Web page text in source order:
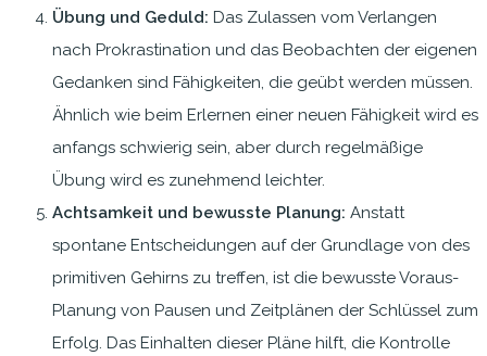
Übung und Geduld: Das Zulassen vom Verlangen
nach Prokrastination und das Beobachten der eigenen
Gedanken sind Fähigkeiten, die geübt werden müssen.
Ähnlich wie beim Erlernen einer neuen Fähigkeit wird es
anfangs schwierig sein, aber durch regelmäßige
Übung wird es zunehmend leichter.
Achtsamkeit und bewusste Planung: Anstatt
spontane Entscheidungen auf der Grundlage von des
primitiven Gehirns zu treffen, ist die bewusste Voraus-
Planung von Pausen und Zeitplänen der Schlüssel zum
Erfolg. Das Einhalten dieser Pläne hilft, die Kontrolle